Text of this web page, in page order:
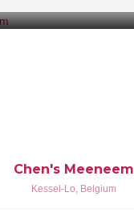
Chen's Meeneem
Kessel-Lo, Belgium